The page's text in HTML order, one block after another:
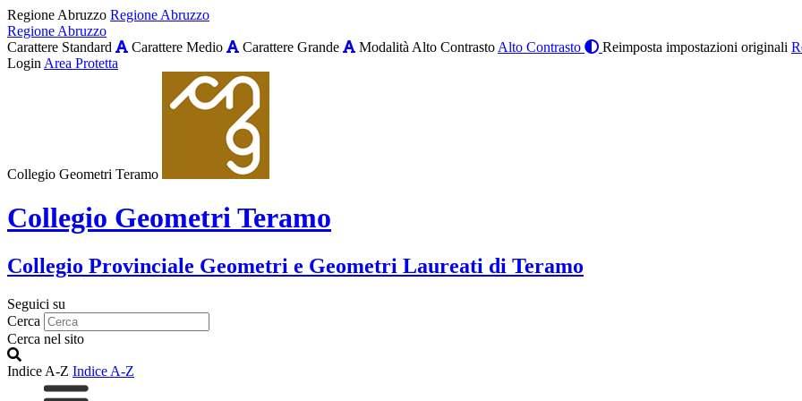
Regione Abruzzo Regione Abruzzo
Regione Abruzzo
Carattere Standard
Carattere Medio Carattere Grande Modalità Alto Contrasto Alto Contrasto Reimposta impostazioni originali
Login Area Protetta
Collegio Geometri Teramo
Collegio Geometri Teramo
Collegio Provinciale Geometri e Geometri Laureati di Teramo
Seguici su
Cerca
Cerca nel sito
Indice A-Z Indice A-Z